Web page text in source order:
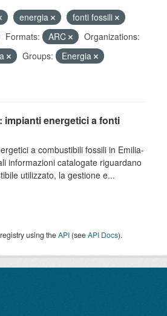
energia
fonti fossili
Formats: ARC
Organizations:
Groups:
Energia
impianti energetici a fonti
a combustibili fossili in Emilia-
informazioni catalogate riguardano
utilizzato, la gestione e...
using theAPI (seeAPI Docs).